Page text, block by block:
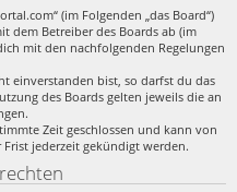
(im Folgenden „das Board“)
dem Betreiber des Boards ab (im
mit den nachfolgenden Regelungen
einverstanden bist, so darfst du das
des Boards gelten jeweils die an
Zeit geschlossen und kann von
jederzeit gekündigt werden.